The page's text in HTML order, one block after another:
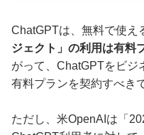
ChatGPTは、無料で使え
ジェクト」の利用は有料
がって、ChatGPTをビジ
有料プランを契約すべき
ただし、米OpenAIは「